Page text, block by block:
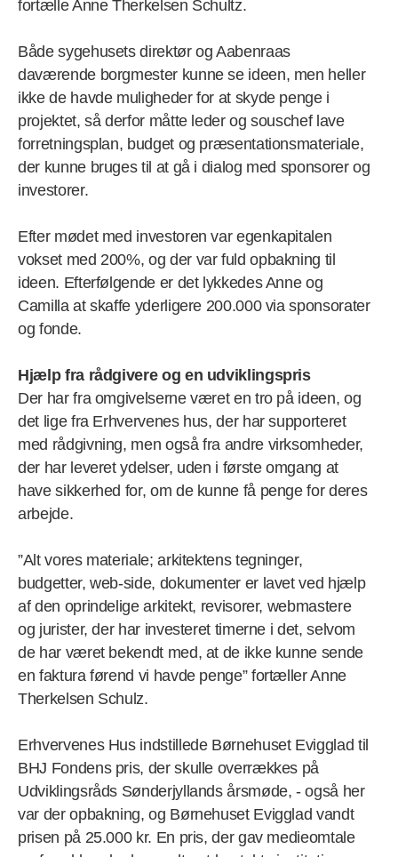
fortælle Anne Therkelsen Schultz.
Både sygehusets direktør og Aabenraas
daværende borgmester kunne se ideen, men heller
ikke de havde muligheder for at skyde penge i
projektet, så derfor måtte leder og souschef lave
forretningsplan, budget og præsentationsmateriale,
der kunne bruges til at gå i dialog med sponsorer og
investorer.
Efter mødet med investoren var egenkapitalen
vokset med 200%, og der var fuld opbakning til
ideen. Efterfølgende er det lykkedes Anne og
Camilla at skaffe yderligere 200.000 via sponsorater
og fonde.
Hjælp fra rådgivere og en udviklingspris
Der har fra omgivelserne været en tro på ideen, og
det lige fra Erhvervenes hus, der har supporteret
med rådgivning, men også fra andre virksomheder,
der har leveret ydelser, uden i første omgang at
have sikkerhed for, om de kunne få penge for deres
arbejde.
”Alt vores materiale; arkitektens tegninger,
budgetter, web-side, dokumenter er lavet ved hjælp
af den oprindelige arkitekt, revisorer, webmastere
og jurister, der har investeret timerne i det, selvom
de har været bekendt med, at de ikke kunne sende
en faktura førend vi havde penge” fortæller Anne
Therkelsen Schulz.
Erhvervenes Hus indstillede Børnehuset Evigglad til
BHJ Fondens pris, der skulle overrækkes på
Udviklingsråds Sønderjyllands årsmøde, - også her
var der opbakning, og Børnehuset Evigglad vandt
prisen på 25.000 kr. En pris, der gav medieomtale